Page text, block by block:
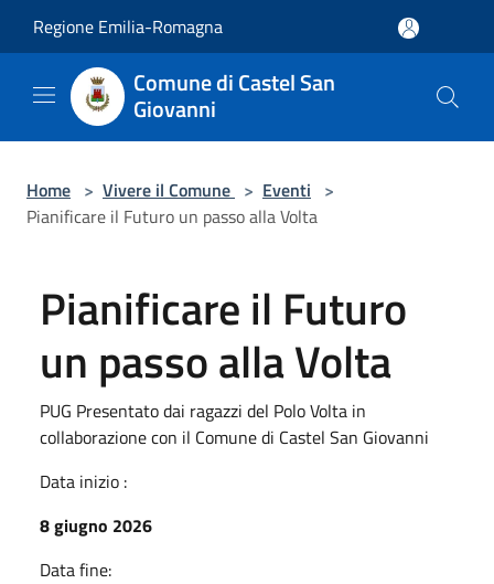
Regione Emilia-Romagna
Comune di Castel San
Giovanni
Home > Vivere il Comune > Eventi >
Pianificare il Futuro un passo alla Volta
Pianificare il Futuro
un passo alla Volta
PUG Presentato dai ragazzi del Polo Volta in
collaborazione con il Comune di Castel San Giovanni
Data inizio :
8 giugno 2026
Data fine: